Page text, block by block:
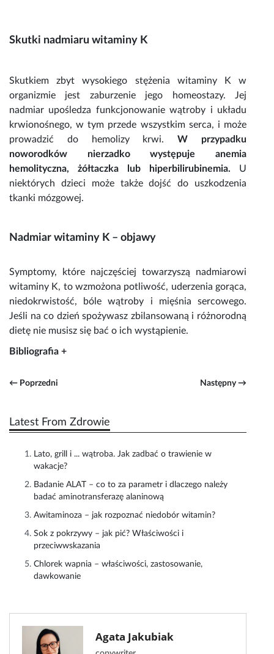
Skutki nadmiaru witaminy K
Skutkiem zbyt wysokiego stężenia witaminy Kw
organizmie jest zaburzenie jego homeostazy. Jej
nadmiar upośledza funkcjonowanie wątroby i układu
krwionośnego, w tym przede wszystkim serca, i może
prowadzić do hemolizy krwi.W przypadku
noworodków nierzadko występuje anemia
hemolityczna, żółtaczka lub hiperbilirubinemia. U
niektórych dzieci może także dojść do uszkodzenia
tkanki mózgowej.
Nadmiar witaminy K – objawy
Symptomy, które najczęściej towarzyszą nadmiarowi
witaminy K, to wzmożona potliwość, uderzenia gorąca,
niedokrwistość, bóle wątroby i mięśnia sercowego.
Jeśli na co dzień spożywasz zbilansowaną i różnorodną
dietę nie musisz się bać o ich wystąpienie.
Bibliografia +
← Poprzedni Następny →
Latest From Zdrowie
Lato, grill i ... wątroba. Jak zadbać o trawienie w
wakacje?
Badanie ALAT – co to za parametr i dlaczego należy
badać aminotransferazę alaninową
Awitaminoza – jak rozpoznać niedobór witamin?
Sok z pokrzywy – jak pić? Właściwości i
przeciwwskazania
Chlorek wapnia – właściwości, zastosowanie,
dawkowanie
Agata Jakubiak